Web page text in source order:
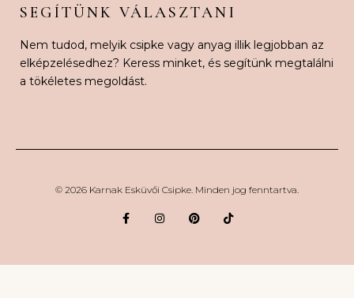
SEGÍTÜNK VÁLASZTANI
Nem tudod, melyik csipke vagy anyag illik legjobban az
elképzelésedhez? Keress minket, és segítünk megtalálni
a tökéletes megoldást.
© 2026 Karnak Esküvői Csipke. Minden jog fenntartva.